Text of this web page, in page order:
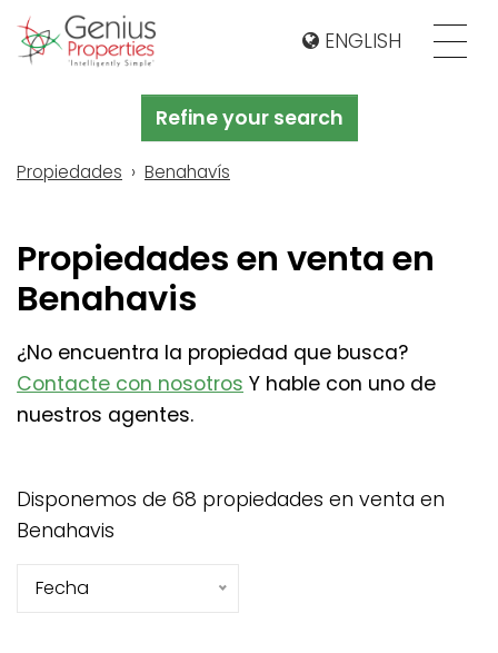
ENGLISH
Refine your search
Propiedades Benahavís
Propiedades en venta en
Benahavis
¿No encuentra la propiedad que busca?
Contacte con nosotros Y hable con uno de
nuestros agentes.
Disponemos de 68 propiedades en venta en
Benahavis
Fecha